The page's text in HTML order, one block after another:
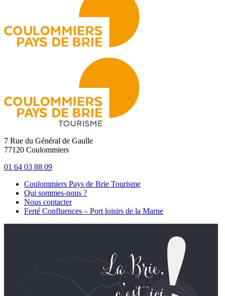
7 Rue du Général de Gaulle
77120 Coulommiers
01 64 03 88 09
Coulommiers Pays de Brie Tourisme
Qui sommes-nous ?
Nous contacter
Ferté Confluences – Port loisirs de la Marne